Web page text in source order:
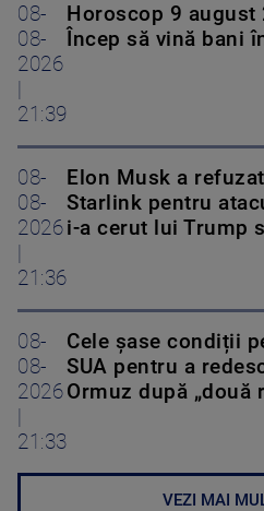
08-
08-
2026
|
21:39
Horoscop 9 august
Încep să vină bani
08-
08-
2026
|
21:36
Elon Musk a
Starlink pentru
i-a cerut lui Trump
08-
08-
2026
|
21:33
Cele șase condiții
SUA pentru a
Ormuz după „două
VEZI MAI